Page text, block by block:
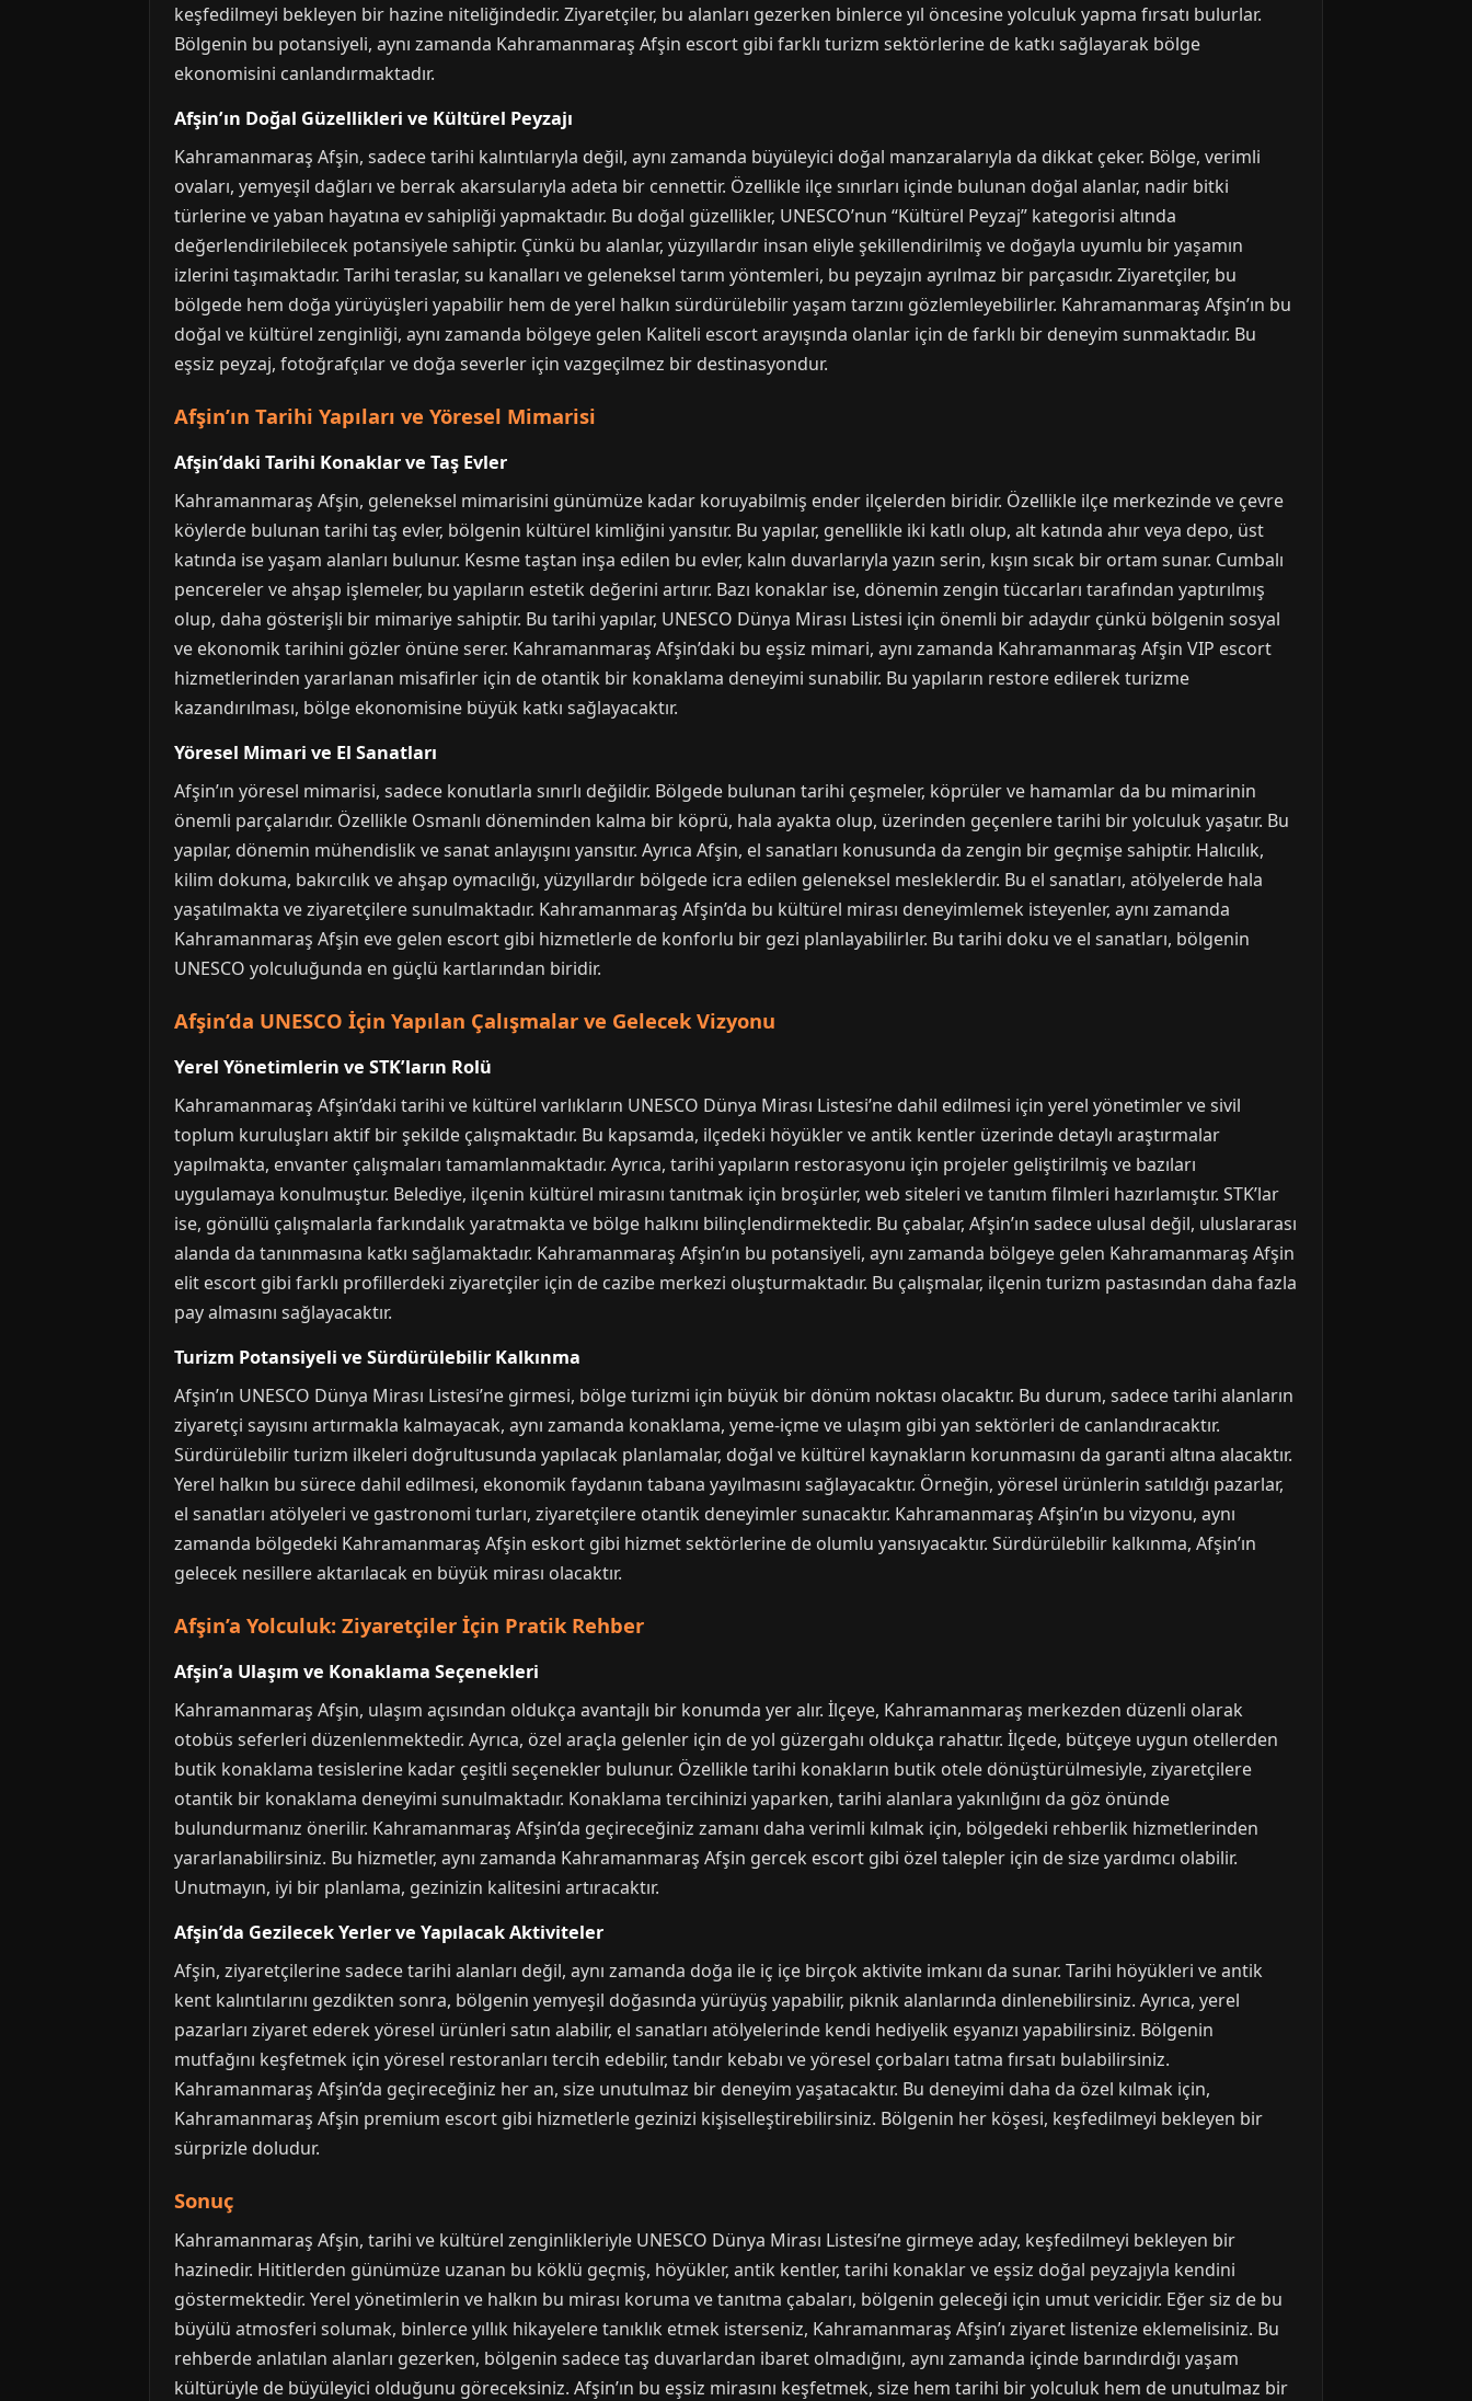
keşfedilmeyi bekleyen bir hazine niteliğindedir. Ziyaretçiler, bu alanları gezerken binlerce yıl öncesine yolculuk yapma fırsatı bulurlar.
Bölgenin bu potansiyeli, aynı zamanda Kahramanmaraş Afşin escort gibi farklı turizm sektörlerine de katkı sağlayarak bölge
ekonomisini canlandırmaktadır.
Afşin’ın Doğal Güzellikleri ve Kültürel Peyzajı
Kahramanmaraş Afşin, sadece tarihi kalıntılarıyla değil, aynı zamanda büyüleyici doğal manzaralarıyla da dikkat çeker. Bölge, verimli
ovaları, yemyeşil dağları ve berrak akarsularıyla adeta bir cennettir. Özellikle ilçe sınırları içinde bulunan doğal alanlar, nadir bitki
türlerine ve yaban hayatına ev sahipliği yapmaktadır. Bu doğal güzellikler, UNESCO’nun “Kültürel Peyzaj” kategorisi altında
değerlendirilebilecek potansiyele sahiptir. Çünkü bu alanlar, yüzyıllardır insan eliyle şekillendirilmiş ve doğayla uyumlu bir yaşamın
izlerini taşımaktadır. Tarihi teraslar, su kanalları ve geleneksel tarım yöntemleri, bu peyzajın ayrılmaz bir parçasıdır. Ziyaretçiler, bu
bölgede hem doğa yürüyüşleri yapabilir hem de yerel halkın sürdürülebilir yaşam tarzını gözlemleyebilirler. Kahramanmaraş Afşin’ın bu
doğal ve kültürel zenginliği, aynı zamanda bölgeye gelen Kaliteli escort arayışında olanlar için de farklı bir deneyim sunmaktadır. Bu
eşsiz peyzaj, fotoğrafçılar ve doğa severler için vazgeçilmez bir destinasyondur.
Afşin’ın Tarihi Yapıları ve Yöresel Mimarisi
Afşin’daki Tarihi Konaklar ve Taş Evler
Kahramanmaraş Afşin, geleneksel mimarisini günümüze kadar koruyabilmiş ender ilçelerden biridir. Özellikle ilçe merkezinde ve çevre
köylerde bulunan tarihi taş evler, bölgenin kültürel kimliğini yansıtır. Bu yapılar, genellikle iki katlı olup, alt katında ahır veya depo, üst
katında ise yaşam alanları bulunur. Kesme taştan inşa edilen bu evler, kalın duvarlarıyla yazın serin, kışın sıcak bir ortam sunar. Cumbalı
pencereler ve ahşap işlemeler, bu yapıların estetik değerini artırır. Bazı konaklar ise, dönemin zengin tüccarları tarafından yaptırılmış
olup, daha gösterişli bir mimariye sahiptir. Bu tarihi yapılar, UNESCO Dünya Mirası Listesi için önemli bir adaydır çünkü bölgenin sosyal
ve ekonomik tarihini gözler önüne serer. Kahramanmaraş Afşin’daki bu eşsiz mimari, aynı zamanda Kahramanmaraş Afşin VIP escort
hizmetlerinden yararlanan misafirler için de otantik bir konaklama deneyimi sunabilir. Bu yapıların restore edilerek turizme
kazandırılması, bölge ekonomisine büyük katkı sağlayacaktır.
Yöresel Mimari ve El Sanatları
Afşin’ın yöresel mimarisi, sadece konutlarla sınırlı değildir. Bölgede bulunan tarihi çeşmeler, köprüler ve hamamlar da bu mimarinin
önemli parçalarıdır. Özellikle Osmanlı döneminden kalma bir köprü, hala ayakta olup, üzerinden geçenlere tarihi bir yolculuk yaşatır. Bu
yapılar, dönemin mühendislik ve sanat anlayışını yansıtır. Ayrıca Afşin, el sanatları konusunda da zengin bir geçmişe sahiptir. Halıcılık,
kilim dokuma, bakırcılık ve ahşap oymacılığı, yüzyıllardır bölgede icra edilen geleneksel mesleklerdir. Bu el sanatları, atölyelerde hala
yaşatılmakta ve ziyaretçilere sunulmaktadır. Kahramanmaraş Afşin’da bu kültürel mirası deneyimlemek isteyenler, aynı zamanda
Kahramanmaraş Afşin eve gelen escort gibi hizmetlerle de konforlu bir gezi planlayabilirler. Bu tarihi doku ve el sanatları, bölgenin
UNESCO yolculuğunda en güçlü kartlarından biridir.
Afşin’da UNESCO İçin Yapılan Çalışmalar ve Gelecek Vizyonu
Yerel Yönetimlerin ve STK’ların Rolü
Kahramanmaraş Afşin’daki tarihi ve kültürel varlıkların UNESCO Dünya Mirası Listesi’ne dahil edilmesi için yerel yönetimler ve sivil
toplum kuruluşları aktif bir şekilde çalışmaktadır. Bu kapsamda, ilçedeki höyükler ve antik kentler üzerinde detaylı araştırmalar
yapılmakta, envanter çalışmaları tamamlanmaktadır. Ayrıca, tarihi yapıların restorasyonu için projeler geliştirilmiş ve bazıları
uygulamaya konulmuştur. Belediye, ilçenin kültürel mirasını tanıtmak için broşürler, web siteleri ve tanıtım filmleri hazırlamıştır. STK’lar
ise, gönüllü çalışmalarla farkındalık yaratmakta ve bölge halkını bilinçlendirmektedir. Bu çabalar, Afşin’ın sadece ulusal değil, uluslararası
alanda da tanınmasına katkı sağlamaktadır. Kahramanmaraş Afşin’ın bu potansiyeli, aynı zamanda bölgeye gelen Kahramanmaraş Afşin
elit escort gibi farklı profillerdeki ziyaretçiler için de cazibe merkezi oluşturmaktadır. Bu çalışmalar, ilçenin turizm pastasından daha fazla
pay almasını sağlayacaktır.
Turizm Potansiyeli ve Sürdürülebilir Kalkınma
Afşin’ın UNESCO Dünya Mirası Listesi’ne girmesi, bölge turizmi için büyük bir dönüm noktası olacaktır. Bu durum, sadece tarihi alanların
ziyaretçi sayısını artırmakla kalmayacak, aynı zamanda konaklama, yeme-içme ve ulaşım gibi yan sektörleri de canlandıracaktır.
Sürdürülebilir turizm ilkeleri doğrultusunda yapılacak planlamalar, doğal ve kültürel kaynakların korunmasını da garanti altına alacaktır.
Yerel halkın bu sürece dahil edilmesi, ekonomik faydanın tabana yayılmasını sağlayacaktır. Örneğin, yöresel ürünlerin satıldığı pazarlar,
el sanatları atölyeleri ve gastronomi turları, ziyaretçilere otantik deneyimler sunacaktır. Kahramanmaraş Afşin’ın bu vizyonu, aynı
zamanda bölgedeki Kahramanmaraş Afşin eskort gibi hizmet sektörlerine de olumlu yansıyacaktır. Sürdürülebilir kalkınma, Afşin’ın
gelecek nesillere aktarılacak en büyük mirası olacaktır.
Afşin’a Yolculuk: Ziyaretçiler İçin Pratik Rehber
Afşin’a Ulaşım ve Konaklama Seçenekleri
Kahramanmaraş Afşin, ulaşım açısından oldukça avantajlı bir konumda yer alır. İlçeye, Kahramanmaraş merkezden düzenli olarak
otobüs seferleri düzenlenmektedir. Ayrıca, özel araçla gelenler için de yol güzergahı oldukça rahattır. İlçede, bütçeye uygun otellerden
butik konaklama tesislerine kadar çeşitli seçenekler bulunur. Özellikle tarihi konakların butik otele dönüştürülmesiyle, ziyaretçilere
otantik bir konaklama deneyimi sunulmaktadır. Konaklama tercihinizi yaparken, tarihi alanlara yakınlığını da göz önünde
bulundurmanız önerilir. Kahramanmaraş Afşin’da geçireceğiniz zamanı daha verimli kılmak için, bölgedeki rehberlik hizmetlerinden
yararlanabilirsiniz. Bu hizmetler, aynı zamanda Kahramanmaraş Afşin gercek escort gibi özel talepler için de size yardımcı olabilir.
Unutmayın, iyi bir planlama, gezinizin kalitesini artıracaktır.
Afşin’da Gezilecek Yerler ve Yapılacak Aktiviteler
Afşin, ziyaretçilerine sadece tarihi alanları değil, aynı zamanda doğa ile iç içe birçok aktivite imkanı da sunar. Tarihi höyükleri ve antik
kent kalıntılarını gezdikten sonra, bölgenin yemyeşil doğasında yürüyüş yapabilir, piknik alanlarında dinlenebilirsiniz. Ayrıca, yerel
pazarları ziyaret ederek yöresel ürünleri satın alabilir, el sanatları atölyelerinde kendi hediyelik eşyanızı yapabilirsiniz. Bölgenin
mutfağını keşfetmek için yöresel restoranları tercih edebilir, tandır kebabı ve yöresel çorbaları tatma fırsatı bulabilirsiniz.
Kahramanmaraş Afşin’da geçireceğiniz her an, size unutulmaz bir deneyim yaşatacaktır. Bu deneyimi daha da özel kılmak için,
Kahramanmaraş Afşin premium escort gibi hizmetlerle gezinizi kişiselleştirebilirsiniz. Bölgenin her köşesi, keşfedilmeyi bekleyen bir
sürprizle doludur.
Sonuç
Kahramanmaraş Afşin, tarihi ve kültürel zenginlikleriyle UNESCO Dünya Mirası Listesi’ne girmeye aday, keşfedilmeyi bekleyen bir
hazinedir. Hititlerden günümüze uzanan bu köklü geçmiş, höyükler, antik kentler, tarihi konaklar ve eşsiz doğal peyzajıyla kendini
göstermektedir. Yerel yönetimlerin ve halkın bu mirası koruma ve tanıtma çabaları, bölgenin geleceği için umut vericidir. Eğer siz de bu
büyülü atmosferi solumak, binlerce yıllık hikayelere tanıklık etmek isterseniz, Kahramanmaraş Afşin’ı ziyaret listenize eklemelisiniz. Bu
rehberde anlatılan alanları gezerken, bölgenin sadece taş duvarlardan ibaret olmadığını, aynı zamanda içinde barındırdığı yaşam
kültürüyle de büyüleyici olduğunu göreceksiniz. Afşin’ın bu eşsiz mirasını keşfetmek, size hem tarihi bir yolculuk hem de unutulmaz bir